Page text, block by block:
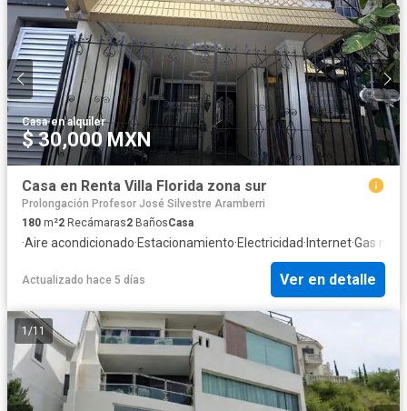
Casa·en alquiler
$ 30,000 MXN
Casa en Renta Villa Florida zona sur
Prolongación Profesor José Silvestre Aramberri
180 m²2 Recámaras2 BañosCasa
·Aire acondicionado·Estacionamiento·Electricidad· Internet·Gas
Actualizado hace 5 días Ver en detalle
1/11